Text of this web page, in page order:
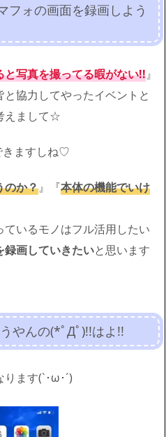
フォの画面を録画しよう
写真を撮ってる暇がない!!』
協力してやったイベントと
えまして☆
きますしね♡
のか？』『本体の機能でいけ
いるモノはフル活用したい
録画していきたいと思います
やんの(*ﾟДﾟ)!!はよ!!
ります(`･ω･´)ゞ